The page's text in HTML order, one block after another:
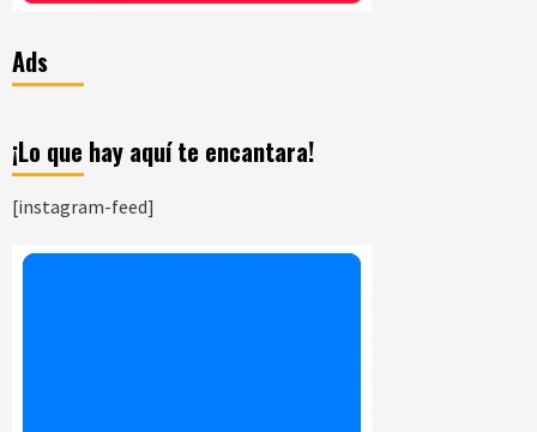
Ads
¡Lo que hay aquí te encantara!
[instagram-feed]